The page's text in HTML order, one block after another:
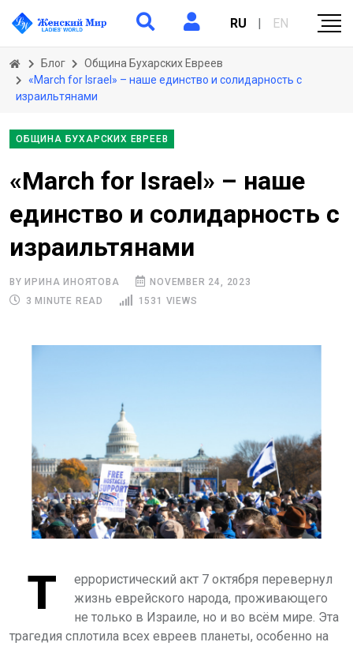
RU | EN
Блог
Община Бухарских Евреев
«March for Israel» – наше единство и солидарность с
израильтянами
ОБЩИНА БУХАРСКИХ ЕВРЕЕВ
«March for Israel» – наше
единство и солидарность с
израильтянами
BY ИРИНА ИНОЯТОВА
NOVEMBER 24, 2023
3 MINUTE READ
1531 VIEWS
Т
еррористический акт 7 октября перевернул
жизнь еврейского народа, проживающего
не только в Израиле, но и во всём мире. Эта
трагедия сплотила всех евреев планеты, особенно на